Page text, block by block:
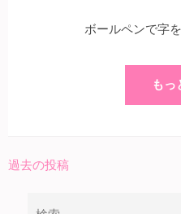
ボールペンで字
もっ
過去の投稿